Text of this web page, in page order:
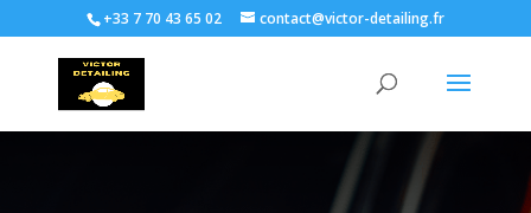
+33 7 70 43 65 02 contact@victor-detailing.fr